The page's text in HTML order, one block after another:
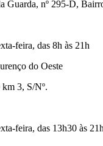
Guarda, nº 295-D,
feira, das 8h às 21h
do Oeste
3, S/Nº.
feira, das 13h30 às